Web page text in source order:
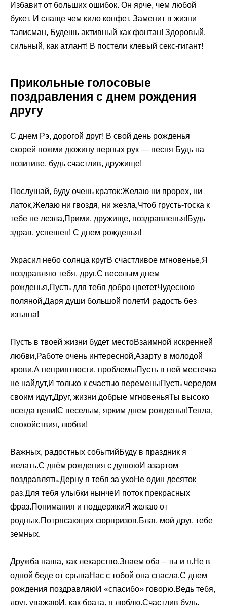
Избавит от больших ошибок. Он ярче, чем любой
букет, И слаще чем кило конфет, Заменит в жизни
талисман, Будешь активный как фонтан! Здоровый,
сильный, как атлант! В постели клевый секс-гигант!
Прикольные голосовые
поздравления с днем рождения
другу
С днем Рэ, дорогой друг! В свой день рожденья
скорей пожми дюжину верных рук — песня Будь на
позитиве, будь счастлив, дружище!
Послушай, буду очень краток:Желаю ни прорех, ни
латок,Желаю ни гвоздя, ни жезла,Чтоб грусть-тоска к
тебе не лезла,Прими, дружище, поздравленья!Будь
здрав, успешен! С днем рожденья!
Украсил небо солнца кругВ счастливое мгновенье,Я
поздравляю тебя, друг,С веселым днем
рожденья,Пусть для тебя добро цвететЧудесною
поляной,Даря души большой полетИ радость без
изъяна!
Пусть в твоей жизни будет местоВзаимной искренней
любви,Работе очень интересной,Азарту в молодой
крови,А неприятности, проблемыПусть в ней местечка
не найдут,И только к счастью переменыПусть чередом
своим идут,Друг, жизни добрые мгновеньяТы высоко
всегда цени!С веселым, ярким днем рожденья!Тепла,
спокойствия, любви!
Важных, радостных событийБуду в праздник я
желать.С днём рождения с душоюИ азартом
поздравлять.Дерну я тебя за ухоНе один десяток
раз.Для тебя улыбки нынчеИ поток прекрасных
фраз.Понимания и поддержкиЯ желаю от
родных,Потрясающих сюрпризов,Благ, мой друг, тебе
земных.
Дружба наша, как лекарство,Знаем оба – ты и я.Не в
одной беде от срываНас с тобой она спасла.С днем
рождения поздравляюИ «спасибо» говорю.Ведь тебя,
друг, уважаюИ, как брата, я люблю.Счастлив будь,